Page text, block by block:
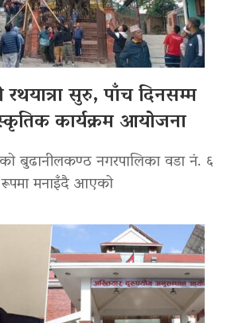
सुरु, पाँच दिनसम्म
कार्यक्रम आयोजना
बुढानीलकण्ठ नगरपालिका वडा नं. ६
रूपमा मनाइँदै आएको